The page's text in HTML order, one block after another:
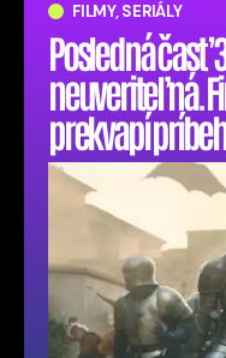
FILMY, SERIÁLY
Posledná časť
neuveriteľná.
prekvapí